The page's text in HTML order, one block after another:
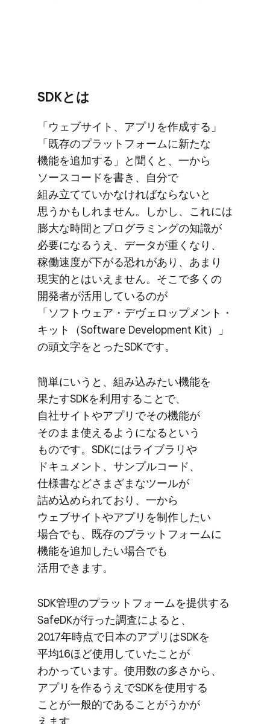
SDKとは
「ウェブサイト、​アプリを​作成する」​
「既存の​プラットフォームに​新たな​
機能を​追加する」と​聞くと、​一から​
ソースコードを​書き、​自分で​
組み立てていかなければならないと​
思うかもしれません。​しかし、​これには​
膨大な​時間と​プログラミングの​知識が​
必要に​なるうえ、​データが​重くなり、​
稼働速度が​下がる​恐れが​あり、​あまり​
現実的とは​いえません。​そこで​多くの​
開発者が​活用しているのが​
「ソフトウェア・デヴェロップメント・
キット​（Software Development Kit）」
の​頭文字を​とった​SDKです。
簡単に​いうと、​組み込みたい​機能を​
果たすSDKを​利用する​ことで、​
自社サイトや​アプリで​その機能が​
そのまま​使えるようになると​いう​
ものです。​SDKには​ライブラリや​
ドキュメント、​サンプルコード、​
仕様書などさまざまな​ツールが​
詰め込められており、​一から​
ウェブサイトや​アプリを​制作したい​
場合でも、​既存の​プラットフォームに​
機能を​追加したい​場合でも​
活用できます。
SDK管理の​プラットフォームを​提供する​
SafeDKが​行った​調査に​よると、​
2017年時点で​日本の​アプリは​SDKを​
平均16ほど​使用していた​ことが​
わかっています。​使用数の​多さから、​
アプリを​作るうえで​SDKを​使用する​
ことが​一般的である​ことがうかが​
えます。